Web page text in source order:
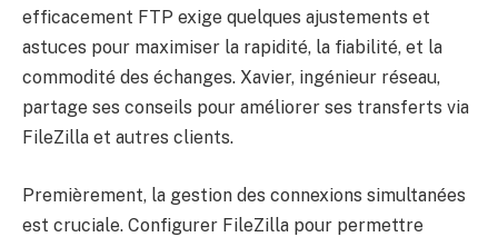
efficacement FTP exige quelques ajustements et
astuces pour maximiser la rapidité, la fiabilité, et la
commodité des échanges. Xavier, ingénieur réseau,
partage ses conseils pour améliorer ses transferts via
FileZilla et autres clients.
Premièrement, la gestion des connexions simultanées
est cruciale. Configurer FileZilla pour permettre